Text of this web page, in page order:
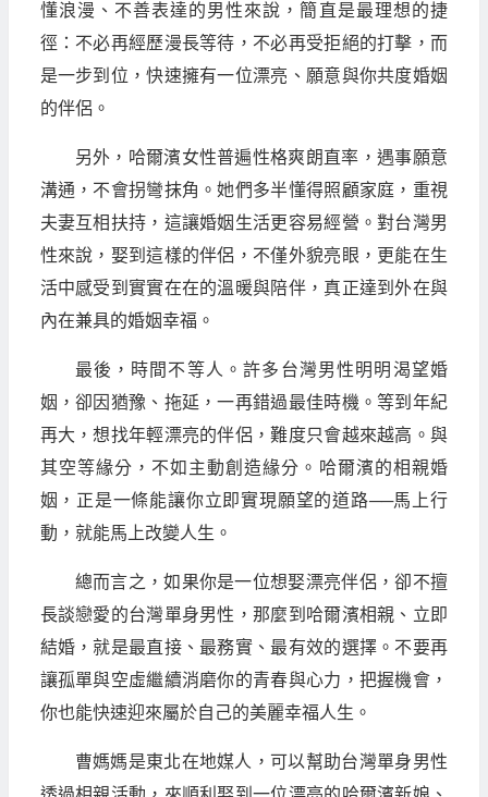
懂浪漫、不善表達的男性來說，簡直是最理想的捷
徑：不必再經歷漫長等待，不必再受拒絕的打擊，而
是一步到位，快速擁有一位漂亮、願意與你共度婚姻
的伴侶。
另外，哈爾濱女性普遍性格爽朗直率，遇事願意
溝通，不會拐彎抹角。她們多半懂得照顧家庭，重視
夫妻互相扶持，這讓婚姻生活更容易經營。對台灣男
性來說，娶到這樣的伴侶，不僅外貌亮眼，更能在生
活中感受到實實在在的溫暖與陪伴，真正達到外在與
內在兼具的婚姻幸福。
最後，時間不等人。許多台灣男性明明渴望婚
姻，卻因猶豫、拖延，一再錯過最佳時機。等到年紀
再大，想找年輕漂亮的伴侶，難度只會越來越高。與
其空等緣分，不如主動創造緣分。哈爾濱的相親婚
姻，正是一條能讓你立即實現願望的道路──馬上行
動，就能馬上改變人生。
總而言之，如果你是一位想娶漂亮伴侶，卻不擅
長談戀愛的台灣單身男性，那麼到哈爾濱相親、立即
結婚，就是最直接、最務實、最有效的選擇。不要再
讓孤單與空虛繼續消磨你的青春與心力，把握機會，
你也能快速迎來屬於自己的美麗幸福人生。
曹媽媽是東北在地媒人，可以幫助台灣單身男性